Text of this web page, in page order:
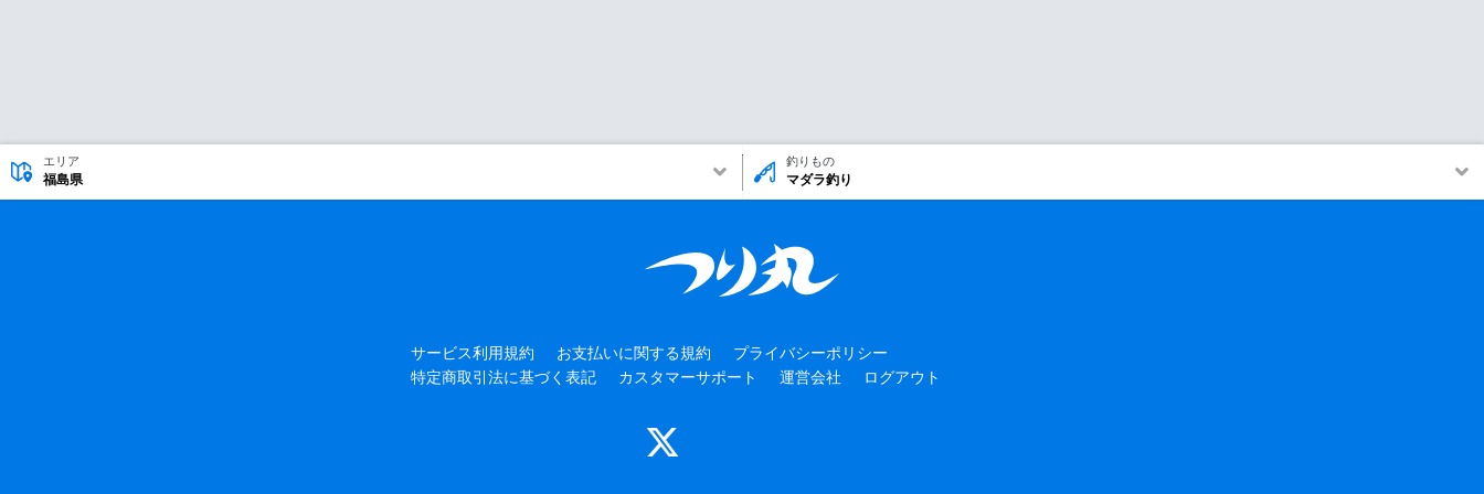
エリア
福島県
釣りもの
マダラ釣り
サービス利用規約 お支払いに関する規約
プライバシーポリシー
特定商取引法に基づく表記
カスタマーサポート 運営会社 ログアウト